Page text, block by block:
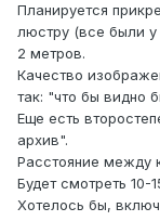
Планируется
люстру (все были у
2 метров.
Качество
так: "что бы видно
Еще есть
архив".
Расстояние между
Будет смотреть 10-
Хотелось бы,